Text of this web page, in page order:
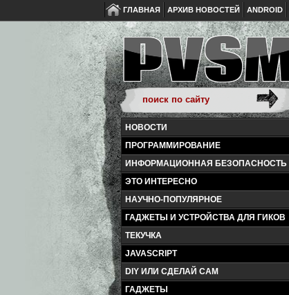
ГЛАВНАЯ АРХИВ НОВОСТЕЙ ANDROID
НОВОСТИ
ПРОГРАММИРОВАНИЕ
ИНФОРМАЦИОННАЯ БЕЗОПАСНОСТЬ
ЭТО ИНТЕРЕСНО
НАУЧНО-ПОПУЛЯРНОЕ
ГАДЖЕТЫ И УСТРОЙСТВА ДЛЯ ГИКОВ
ТЕКУЧКА
JAVASCRIPT
DIY ИЛИ СДЕЛАЙ САМ
ГАДЖЕТЫ